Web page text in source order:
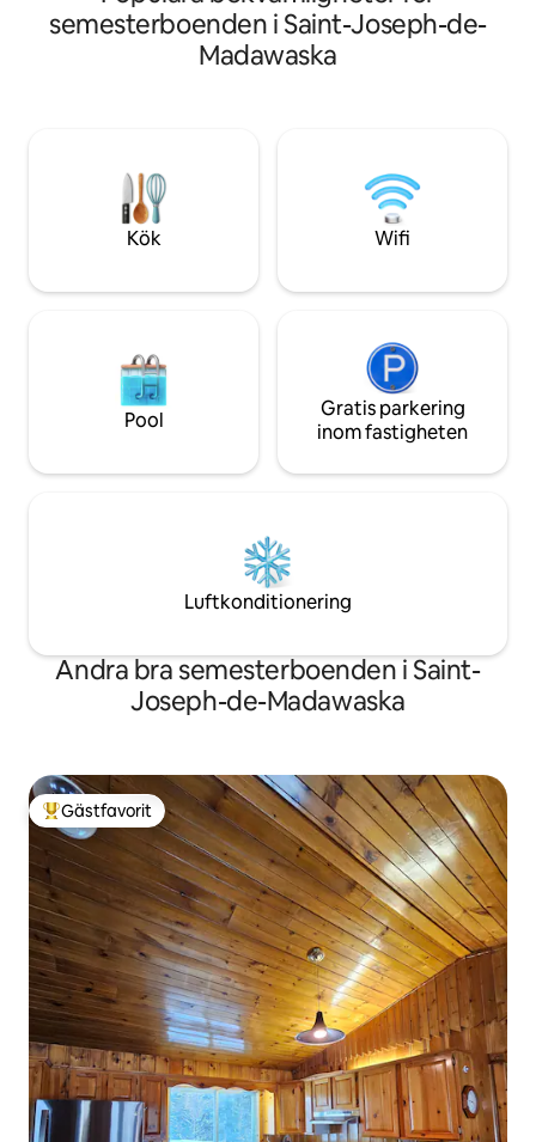
bara några minuter från bensin,
restauranger och allt som Fort Kent har
friluftsrekreation året runt. Om du
behöver mer utrymme finns en
tvåbäddsstuga tillgänglig för vistelser
med utökad familj eller grupp.
dörr. Koppla av i
tillflyktsort med
semesterboenden i Saint-Joseph-de-
Madawaska
Kök Wifi
Pool
Gratis parkering
inom fastigheten
Luftkonditionering
Andra bra semesterboenden i Saint-
Joseph-de-Madawaska
Populär gästfavorit
Gästfavorit